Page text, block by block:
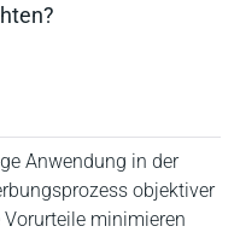
Anwendung in der
objektiver
minimieren